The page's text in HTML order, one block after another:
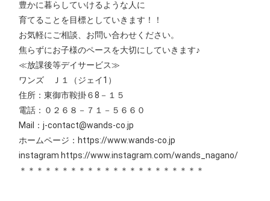
豊かに暮らしていけるような人に
育てることを目標としていきます！！
お気軽にご相談、お問い合わせください。
焦らずにお子様のペースを大切にしていきます♪
≪放課後等デイサービス≫
ワンズ Ｊ１（ジェイ1）
住所：東御市鞍掛６8－１５
電話：０２６８－７１－５６６０
Mail：j-contact@wands-co.jp
ホームページ：https://www.wands-co.jp
instagram https://www.instagram.com/wands_nagano/
＊＊＊＊＊＊＊＊＊＊＊＊＊＊＊＊＊＊＊＊＊＊